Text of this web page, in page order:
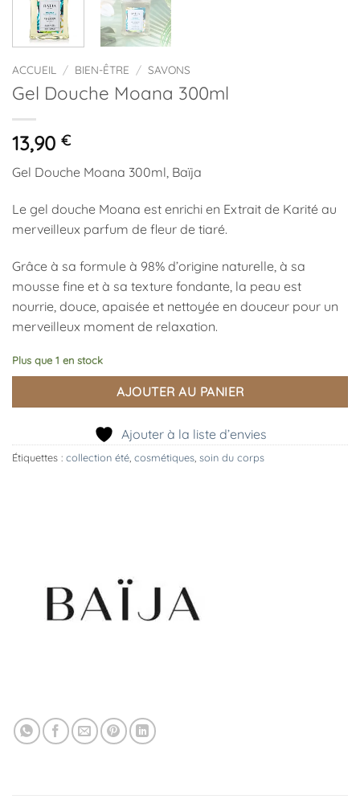
ACCUEIL / BIEN-ÊTRE / SAVONS
Gel Douche Moana 300ml
13,90 €
Gel Douche Moana 300ml, Baïja
Le gel douche Moana est enrichi en Extrait de Karité au
merveilleux parfum de fleur de tiaré.
Grâce à sa formule à 98% d’origine naturelle, à sa
mousse fine et à sa texture fondante, la peau est
nourrie, douce, apaisée et nettoyée en douceur pour un
merveilleux moment de relaxation.
Plus que 1 en stock
AJOUTER AU PANIER
Ajouter à la liste d’envies
Étiquettes : collection été cosmétiques soin du corps